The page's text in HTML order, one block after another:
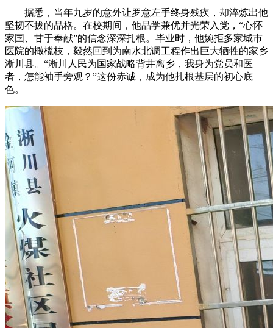
据悉，当年九岁的意外让罗意左手终身残疾，却淬炼出他
坚韧不拔的品格。在校期间，他品学兼优并光荣入党，“心怀
家国、甘于奉献”的信念深深扎根。毕业时，他婉拒多家城市
医院的橄榄枝，毅然回到为南水北调工程作出巨大牺牲的家乡
淅川县。“淅川人民为国家战略背井离乡，我身为党员和医
者，怎能袖手旁观？”这份赤诚，成为他扎根基层的初心底
色。